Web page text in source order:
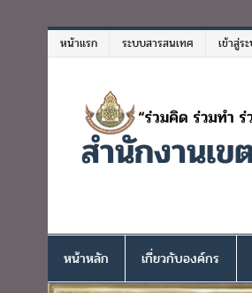
หน้าแรก ระบบสารสนเทศ เข้าสู่ร
สำนักงานเ
หน้าหลัก เกี่ยวกับองค์กร